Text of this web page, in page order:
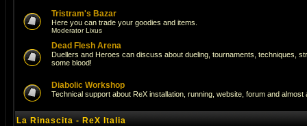
Tristram's Bazar
Here you can trade your goodies and items.
ModeratorLixus
Dead Flesh Arena
Duellers and Heroes can discuss about dueling, tournaments, techniques,
some blood!
Diabolic Workshop
Technical support about ReX installation, running, website, forum and
La Rinascita - ReX Italia